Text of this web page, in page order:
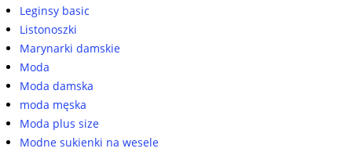
Leginsy basic
Listonoszki
Marynarki damskie
Moda
Moda damska
moda męska
Moda plus size
Modne sukienki na wesele